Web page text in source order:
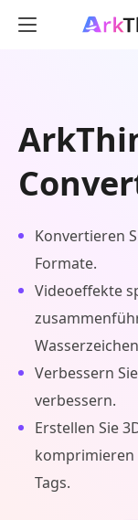
Konvertieren
Formate.
Videoeffekte
Verbessern
verbessern.
Erstellen Sie
komprimieren
Tags.